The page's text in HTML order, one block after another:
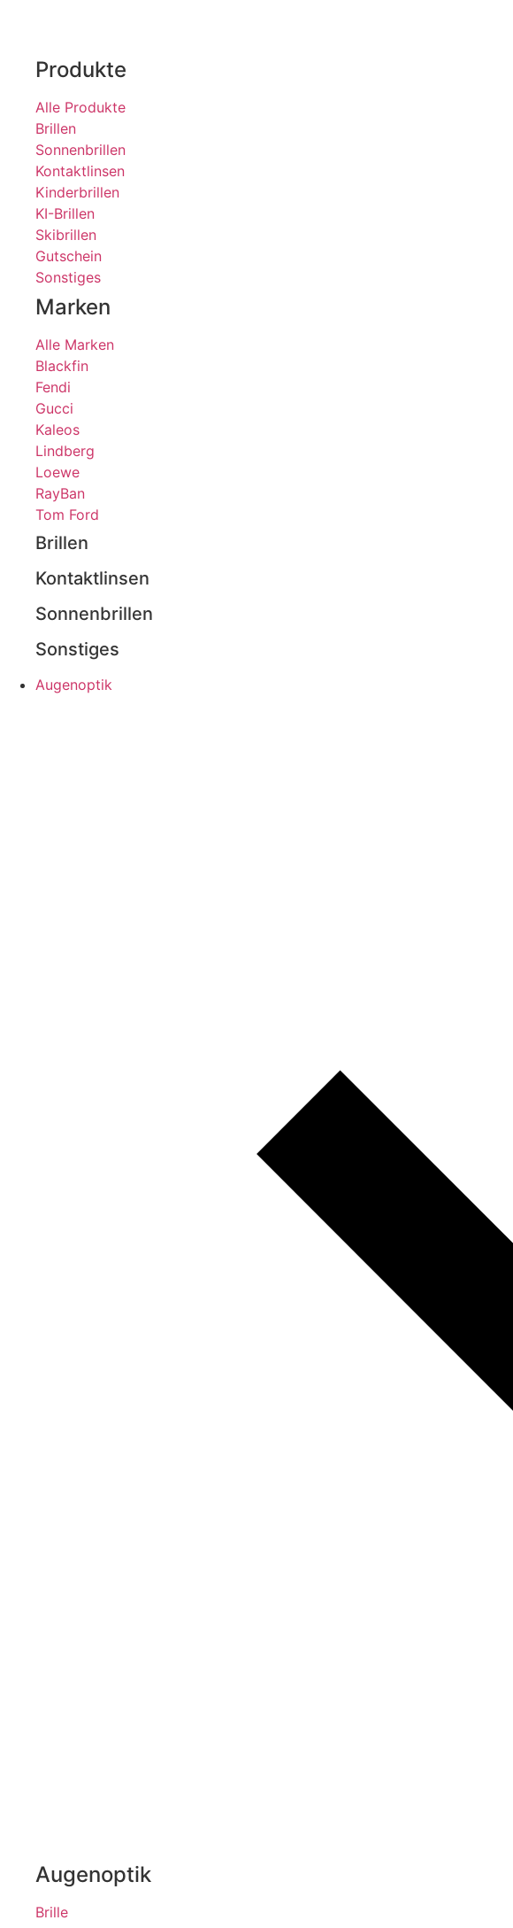
Produkte
Alle Produkte
Brillen
Sonnenbrillen
Kontaktlinsen
Kinderbrillen
KI-Brillen
Skibrillen
Gutschein
Sonstiges
Marken
Alle Marken
Blackfin
Fendi
Gucci
Kaleos
Lindberg
Loewe
RayBan
Tom Ford
Brillen
Kontaktlinsen
Sonnenbrillen
Sonstiges
Augenoptik
Augenoptik
Brille